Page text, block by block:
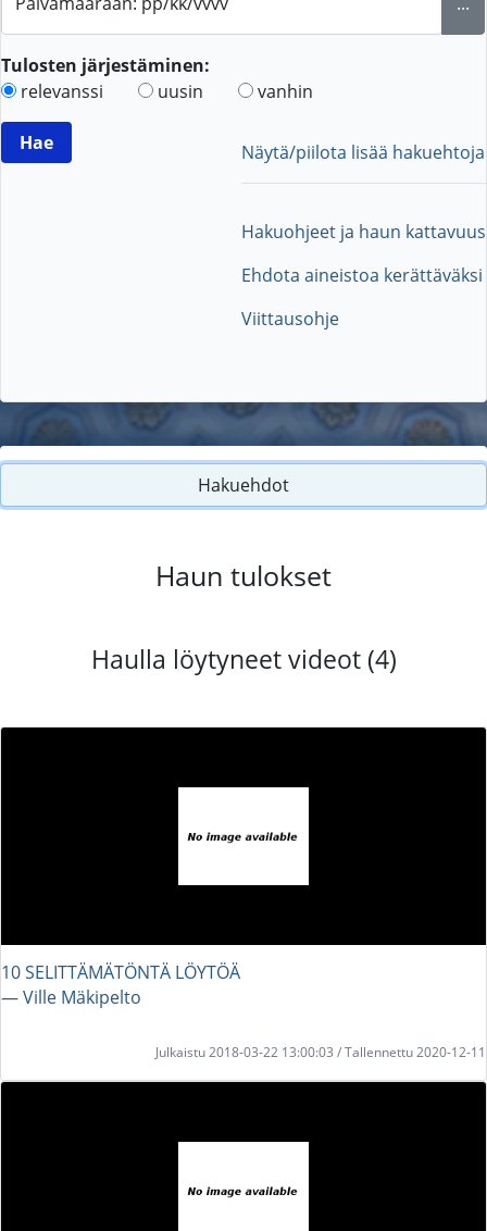
Tulosten järjestäminen:
relevanssi
uusin vanhin
Näytä/piilota lisää hakuehtoja
Hakuohjeet ja haun kattavuus
Ehdota aineistoa kerättäväksi
Viittausohje
Hakuehdot
Haun tulokset
Haulla löytyneet videot (4)
10 SELITTÄMÄTÖNTÄ LÖYTÖÄ
― Ville Mäkipelto
Julkaistu 2018-03-22 13:00:03 / Tallennettu 2020-12-11